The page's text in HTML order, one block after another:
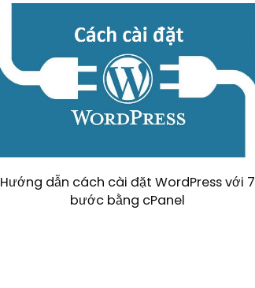
Hướng dẫn cách cài đặt WordPress với 7
bước bằng cPanel